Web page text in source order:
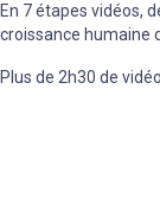
En 7 étapes vidéos,
croissance humaine
Plus de 2h30 de